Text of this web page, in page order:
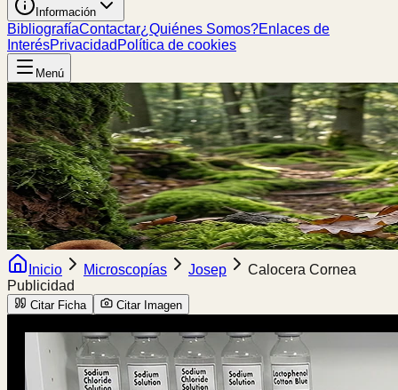
Información
BibliografíaContactar¿Quiénes Somos?Enlaces de
InterésPrivacidad Política de cookies
Menú
Inicio Microscopías Josep
Calocera Cornea
Publicidad
Citar Ficha Citar Imagen